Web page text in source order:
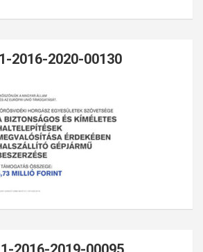
2016-2020-00130